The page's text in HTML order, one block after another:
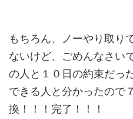
もちろん、ノーやり取り
ないけど、ごめんなさい
の人と１０日の約束だっ
できる人と分かったので
換！！！完了！！！